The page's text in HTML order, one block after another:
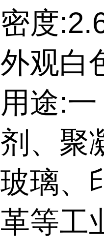
密度
外观白
用途:
剂、聚
玻璃、
革等工